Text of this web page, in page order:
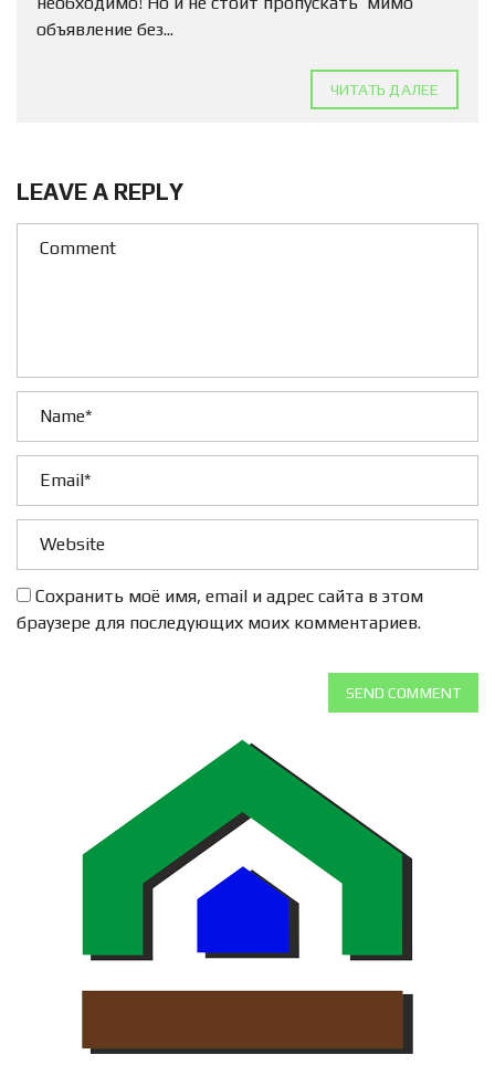
объявление без...
ЧИТАТЬ ДАЛЕЕ
LEAVE A REPLY
Сохранить моё имя, email и адрес сайта в этом
браузере для последующих моих комментариев.
SEND COMMENT